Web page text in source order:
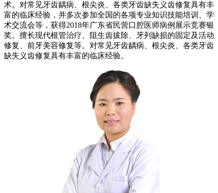
术。对常见牙齿龋病、根尖炎、各类牙齿缺失义齿修复具有丰
富的临床经验，并多次参加全国的各项专业知识技能培训、学
术交流会等，获得2018年广东省民营口腔医师病例展示竞赛银
奖。擅长现代根管治疗、阻生齿拔除、牙列缺损的固定及活动
修复、前牙美容修复等。对常见牙齿龋病、根尖炎、各类牙齿
缺失义齿修复具有丰富的临床经验。